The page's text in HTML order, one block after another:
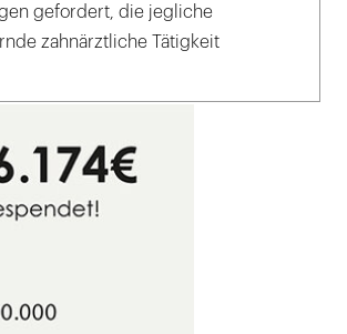
gefordert, die jegliche
zahnärztliche Tätigkeit